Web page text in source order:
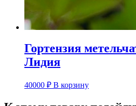
Гортензия
Лидия
40000 ₽ В корзину